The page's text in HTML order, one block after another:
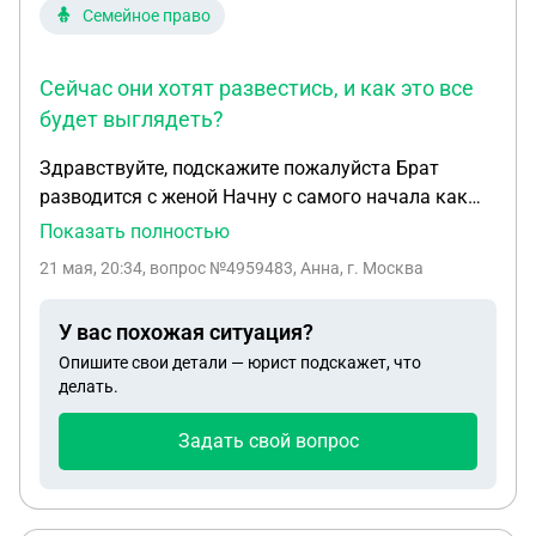
Семейное право
Сейчас они хотят развестись, и как это все
будет выглядеть?
Здравствуйте, подскажите пожалуйста Брат
разводится с женой Начну с самого начала как
все было У родителей была двух комнатная
оформлена на него. Потом появилась у него
примерно пол года родители предложили
обменяться квартирами, отдав мат капитал
родителям. Получается брат и жена вложили в
они хотят развестись, и как это все будет
Показать полностью
21 мая, 20:34, вопрос №4959483, Анна, г. Москва
У вас похожая ситуация?
Опишите свои детали — юрист подскажет, что
делать.
Задать свой вопрос